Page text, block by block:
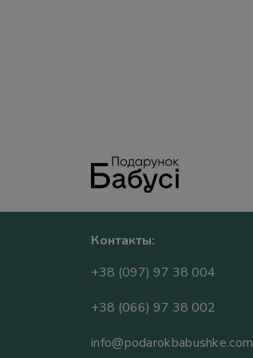
Часы
Подарки Цветоводу
Подарки Вязальщице
Подарки Книголюбу
принимать ванну
Контакты:
+38 (097) 97 38 004
+38 (066) 97 38 002
info@podarokbabushke.com